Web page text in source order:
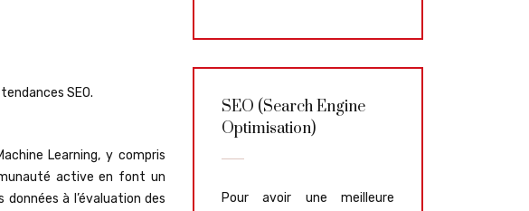
SEO.
Learning, y compris
active en font un
à l’évaluation des
SEO (Search Engine
Optimisation)
Pour avoir une meilleure